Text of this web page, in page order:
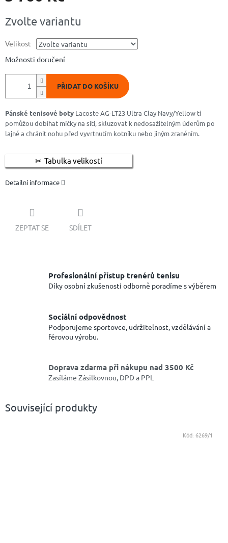
cena:
Zvolte variantu
Velikost
Možnosti doručení
PŘIDAT DO KOŠÍKU
Pánské tenisové boty Lacoste AG-LT23 Ultra Clay Navy/Yellow ti
pomůžou dobíhat míčky na síti, skluzovat k nedosažitelným úderům po
lajně a chránit nohu před vyvrtnutím kotníku nebo jiným zraněním.
Tabulka velikostí
Detailní informace
ZEPTAT SE SDÍLET
Profesionální přístup trenérů tenisu
Díky osobní zkušenosti odborně poradíme s výběrem
Sociální odpovědnost
Podporujeme sportovce, udržitelnost, vzdělávání a
férovou výrobu.
Doprava zdarma při nákupu nad 3500 Kč
Zasíláme Zásilkovnou, DPD a PPL
Související produkty
Kód: 6269/1